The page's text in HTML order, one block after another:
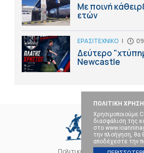
ΠΟΛΙΤΙΚΗ
Χρησιμοποιούμε
διασφάλιση της
στο
την πλοήγηση, θα
αποδέχεστε την
Με ποινή
ετών
ΕΡΑΣΙΤΕΧΝΙΚΟ |
Δεύτερο
Newcastle
Πολιτική Cookies